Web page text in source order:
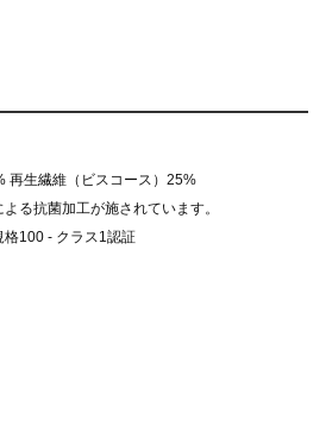
再生繊維（ビスコース）25%
る抗菌加工が施されています。
格100 - クラス1認証